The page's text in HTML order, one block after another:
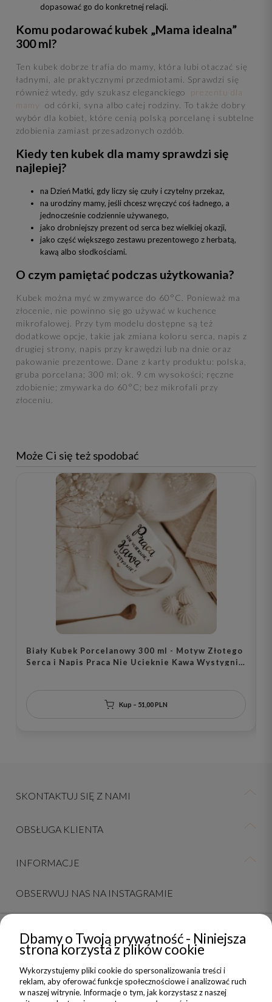
dopasować go do konkretnej relacji.
Komu podarować kubek „Mama idealna”
300 ml?
Ten kubek dobrze trafia do mamy, która lubi otaczać się
ładnymi, ale praktycznymi przedmiotami. Sprawdzi się
również wtedy, gdy szukasz eleganckiego prezentu dla
mamy
od córki, syna albo całej rodziny. To także dobry
wybór dla kobiet, które cenią polską porcelanę i subtelne
zdobienia zamiast przesadzonych ozdób.
Kiedy ten kubek dla mamy sprawdzi się
najlepiej?
na Dzień Matki, gdy liczy się czuły i czytelny przekaz,
na urodziny mamy, jeśli chcesz wręczyć coś ładnego, a
jednocześnie codziennie używanego,
jako drobniejszy prezent od serca bez wielkiej okazji,
jako część większego zestawu prezentowego z herbatą,
kawą albo słodkościami.
O czym pamiętać podczas użytkowania?
Kubek można myć w zmywarce do 60°C. Ponieważ ma
złocenie, nie powinno się go używać w kuchence
mikrofalowej. Przy tym modelu dostępne są też
dodatkowe opcje, takie jak zmiana koloru serca, napis z
drugiej strony, napis przy krawędzi lub na dnie oraz
pakowanie prezentowe. Dane z karty produktu: polska,
gruba porcelana; 300 ml; ok. 9 cm wysokości; ręczne
zdobienie; zmywarka do 60°C; bez mikrofali przy
złoceniu.
Może Ci się też spodobać
Biały Kubek Porcelanowy 300 ml - Motyw Złotego
Serca i Napis Praca Nie Ucieknie Kawa Wystygnie
Kup – 51,00 PLN
SKONTAKTUJ SIĘ Z NAMI
OBSŁUGA KLIENTA
INFORMACJE
OBSERWUJ NAS NA INSTAGRAMIE
NEWSLETTER
Dołącz do nas i zyskaj 5% zniżki na Twoje pierwsze Nadzwyczajne
zakupy
Dbamy o Twoją prywatność - Niniejsza
strona korzysta z plików cookie
Wykorzystujemy pliki cookie do spersonalizowania treści i
reklam, aby oferować funkcje społecznościowe i analizować ruch
w naszej witrynie. Informacje o tym, jak korzystasz z naszej